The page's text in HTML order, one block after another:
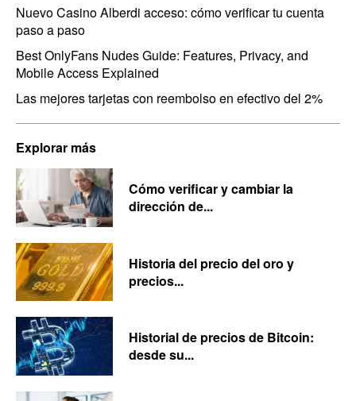
Nuevo Casino Alberdi acceso: cómo verificar tu cuenta
paso a paso
Best OnlyFans Nudes Guide: Features, Privacy, and
Mobile Access Explained
Las mejores tarjetas con reembolso en efectivo del 2%
Explorar más
Cómo verificar y cambiar la
dirección de...
Historia del precio del oro y
precios...
Historial de precios de Bitcoin:
desde su...